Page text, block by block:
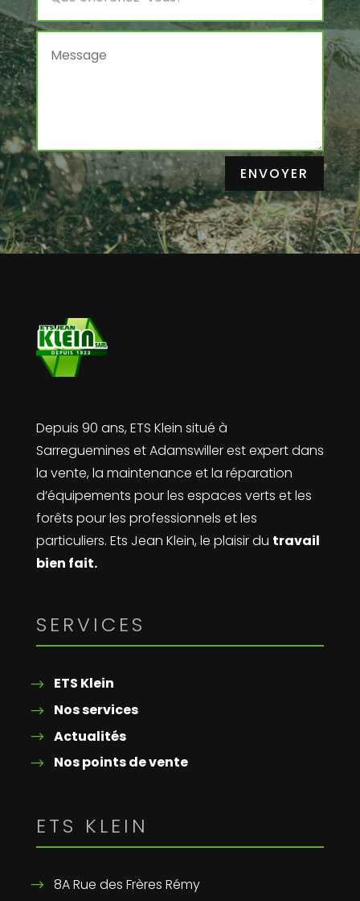
ENVOYER
Depuis 90 ans, ETS Klein situé à
Sarreguemines et Adamswiller est expert dans
la vente, la maintenance et la réparation
d’équipements pour les espaces verts et les
forêts pour les professionnels et les
particuliers. Ets Jean Klein, le plaisir du travail
bien fait.
SERVICES
ETS Klein
Nos services
Actualités
Nos points de vente
ETS KLEIN
8A Rue des Frères Rémy